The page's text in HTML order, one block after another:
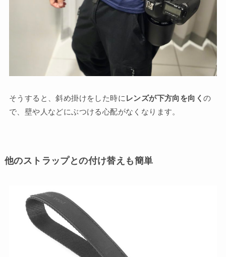
そうすると、斜め掛けをした時に レンズが下方向を向くの
で、壁や人などにぶつける心配がなくなります。
他のストラップとの付け替えも簡単